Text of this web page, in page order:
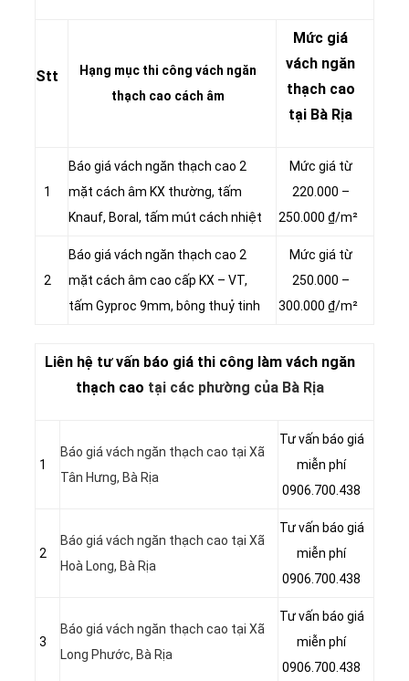
Stt
Hạng mục thi công vách ngăn
thạch cao cách âm
Mức giá
vách ngăn
thạch cao
tại Bà Rịa
1
Báo giá vách ngăn thạch cao 2
mặt cách âm KX thường, tấm
Knauf, Boral, tấm mút cách nhiệt
Mức giá từ
220.000 –
250.000 ₫/m²
2
Báo giá vách ngăn thạch cao 2
mặt cách âm cao cấp KX – VT,
tấm Gyproc 9mm, bông thuỷ tinh
Mức giá từ
250.000 –
300.000 ₫/m²
Liên hệ tư vấn báo giá thi công làm vách ngăn
thạch cao tại các phường của Bà Rịa
1
Báo giá vách ngăn thạch cao tại Xã
Tân Hưng, Bà Rịa
Tư vấn báo giá
miễn phí
0906.700.438
2
Báo giá vách ngăn thạch cao tại Xã
Hoà Long, Bà Rịa
Tư vấn báo giá
miễn phí
0906.700.438
3
Báo giá vách ngăn thạch cao tại Xã
Long Phước, Bà Rịa
Tư vấn báo giá
miễn phí
0906.700.438